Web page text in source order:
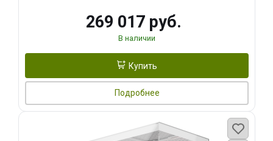
269 017 руб.
В наличии
Купить
Подробнее